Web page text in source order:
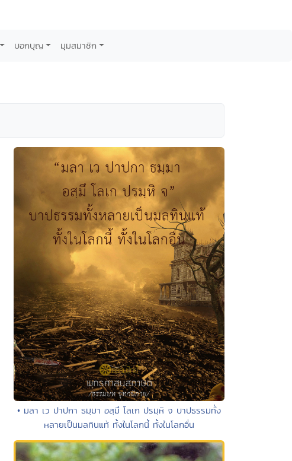
บอกบุญ มุมสมาชิก
• มลา เว ปาปกา ธมฺมา อสฺมึ โลเก ปรมฺหิ จ บาปธรรมทั้ง
หลายเป็นมลทินแท้ ทั้งในโลกนี้ ทั้งในโลกอื่น